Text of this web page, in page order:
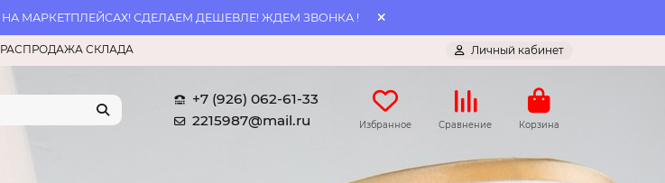
МАРКЕТПЛЕЙСАХ! СДЕЛАЕМ ДЕШЕВЛЕ! ЖДЕМ ЗВОНКА !
РАСПРОДАЖА СКЛАДА Личный кабинет
+7 (926) 062-61-33
2215987@mail.ru
Избранное Сравнение Корзина